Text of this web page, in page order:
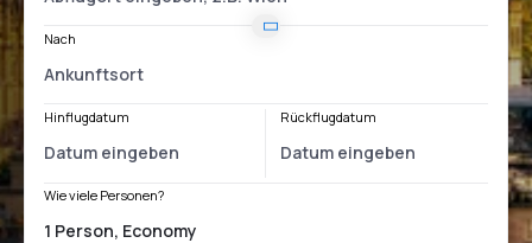
Nach
Hinflugdatum Rückflugdatum
Wie viele Personen?